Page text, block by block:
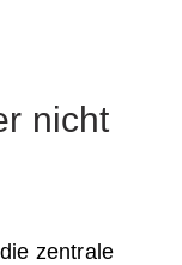
nicht
zentrale